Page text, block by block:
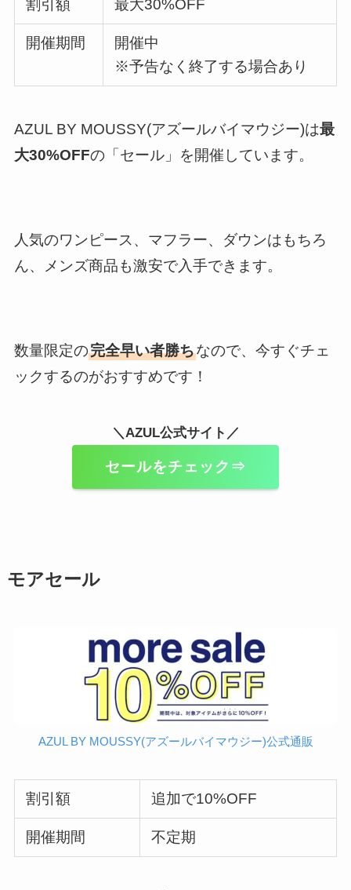
割引額 最大30%OFF
開催期間
開催中
※予告なく終了する場合あり
AZUL BY MOUSSY(アズールバイマウジー)は最
大30%OFFの「セール」を開催しています。
人気のワンピース、マフラー、ダウンはもちろ
ん、メンズ商品も激安で入手できます。
数量限定の完全早い者勝ちなので、今すぐチェ
ックするのがおすすめです！
＼AZUL公式サイト／
セールをチェック⇒
モアセール
AZUL BY MOUSSY(アズールバイマウジー)公式通販
割引額 追加で10%OFF
開催期間 不定期